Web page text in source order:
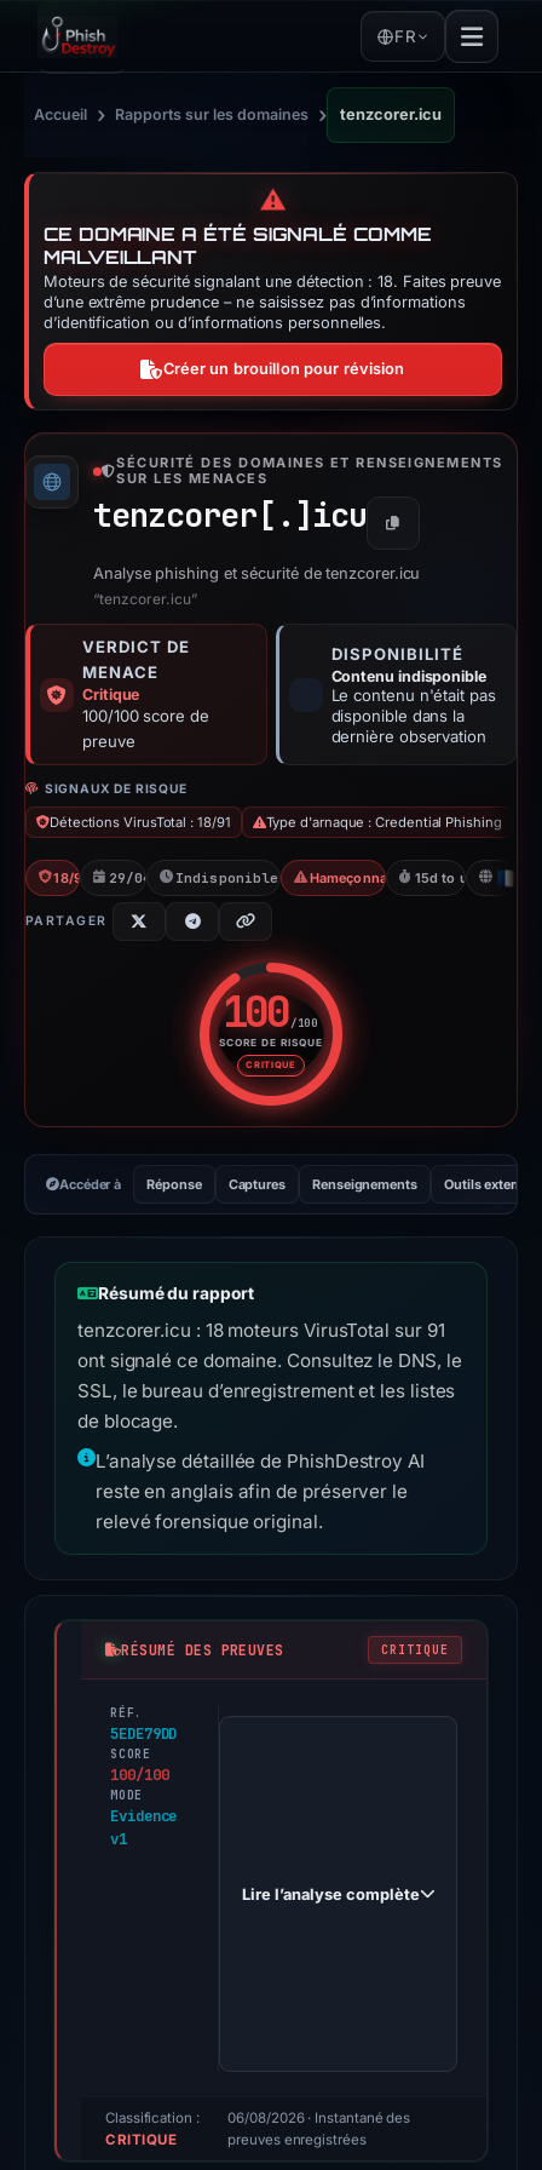
FR
Accueil › Rapports sur les domaines › tenzcorer.icu
⚠️
CE DOMAINE A ÉTÉ SIGNALÉ COMME
MALVEILLANT
Moteurs de sécurité signalant une détection : 18. Faites preuve
d’une extrême prudence – ne saisissez pas d’informations
d’identification ou d’informations personnelles.
Créer un brouillon pour révision
SÉCURITÉ DES DOMAINES ET RENSEIGNEMENTS
SUR LES MENACES
tenzcorer[.] icu Copier
Analyse phishing et sécurité de tenzcorer.icu
“tenzcorer.icu”
VERDICT DE
MENACE
Critique
100/100 score de
preuve
DISPONIBILITÉ
Contenu indisponible
Le contenu n'était pas
disponible dans la
dernière observation
SIGNAUX DE RISQUE
Détections VirusTotal : 18/91 Type d'arnaque : Credential Phishing
18/91 VT29/04/2026Indisponible depuis 14/05/2026
Hameçonnage d'identifiants
15d to unavailable
PARTAGER
100/100
SCORE DE RISQUE
CRITIQUE
Score de risque : 100 sur
Accéder à Réponse Captures Renseignements Outils externes
Résumé du rapport
tenzcorer.icu : 18 moteurs VirusTotal sur 91
ont signalé ce domaine. Consultez le DNS, le
SSL, le bureau d’enregistrement et les listes
de blocage.
L’analyse détaillée de PhishDestroy AI
reste en anglais afin de préserver le
relevé forensique original.
RÉSUMÉ DES PREUVES CRITIQUE
RÉF.
5EDE79DD
SCORE
100/100
MODE
Evidence
v1
PhishDestroy
29,
score,
not
Lire l’analyse complète
Classification :
CRITIQUE
06/08/2026· Instantané des
preuves enregistrées